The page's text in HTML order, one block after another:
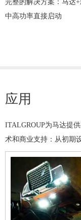
完整的解决方案：马达
中高功率直接启动
应用
ITALGROUP为马达提
术和商业支持：从初期